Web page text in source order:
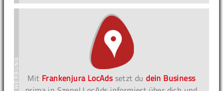
Mit Frankenjura LocAdssetzt dudein Business